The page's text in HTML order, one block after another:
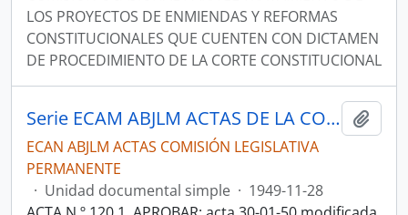
LOS PROYECTOS DE ENMIENDAS Y REFORMAS
CONSTITUCIONALES QUE CUENTEN CON DICTAMEN
DE PROCEDIMIENTO DE LA CORTE CONSTITUCIONAL
Serie ECAM ABJLM ACTAS DE LA COMISIÓN LEGISLATIVA PERMANENTE 1949
ECAN ABJLM ACTAS COMISIÓN LEGISLATIVA
PERMANENTE
· Unidad documental simple · 1949-11-28